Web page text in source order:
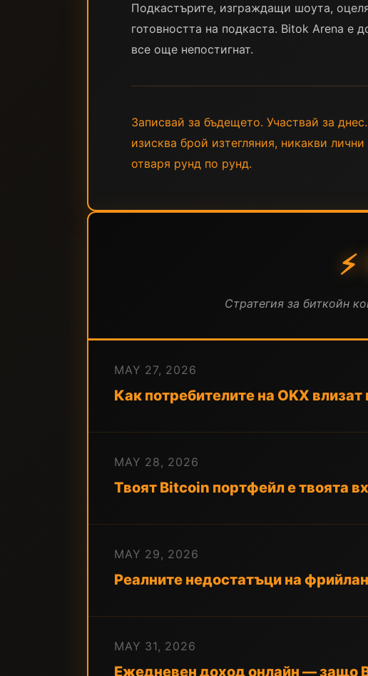
Подкастърите, изграждащи шоута,
готовността на подкаста. Bitok Arena е
все още непостигнат.
Записвай за бъдещето. Участвай за
изисква брой изтегляния, никакви
отваря рунд по рунд.
Стратегия за биткойн
MAY 27, 2026
Как потребителите на OKX
MAY 28, 2026
Твоят Bitcoin портфейл е твоята
MAY 29, 2026
Реалните недостатъци на
MAY 31, 2026
Ежедневен доход онлайн — защо